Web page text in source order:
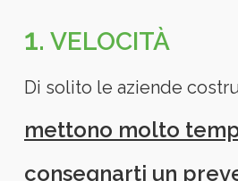
1. VELOCITÀ
Di solito le aziende
mettono molto
consegnarti un